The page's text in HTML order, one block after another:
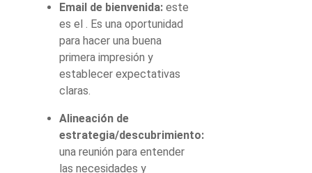
Email de bienvenida: este
es el . Es una oportunidad
para hacer una buena
primera impresión y
establecer expectativas
claras.
Alineación de
estrategia/descubrimiento:
una reunión para entender
las necesidades y